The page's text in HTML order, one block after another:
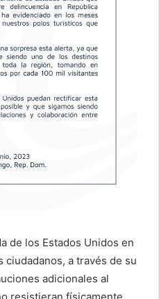
de los Estados Unidos en
ciudadanos, a través de su
adicionales al